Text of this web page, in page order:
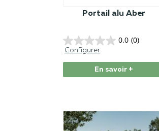
Portail alu Aber
0.0 (0)
Configurer
En savoir +